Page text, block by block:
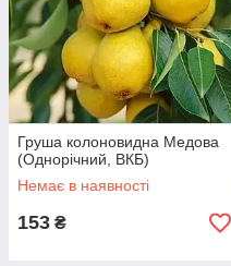
Груша колоновидна Медова
(Однорічний, ВКБ)
Немає в наявності
153 ₴